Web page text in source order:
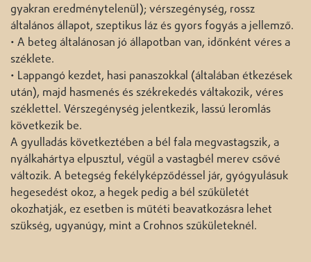
gyakran eredménytelenül); vérszegénység, rossz
általános állapot, szeptikus láz és gyors fogyás a jellemző.
• A beteg általánosan jó állapotban van, időnként véres a
széklete.
• Lappangó kezdet, hasi panaszokkal (általában étkezések
után), majd hasmenés és székrekedés váltakozik, véres
széklettel. Vérszegénység jelentkezik, lassú leromlás
következik be.
A gyulladás következtében a bél fala megvastagszik, a
nyálkahártya elpusztul, végül a vastagbél merev csővé
változik. A betegség fekélyképződéssel jár, gyógyulásuk
hegesedést okoz, a hegek pedig a bél szűkületét
okozhatják, ez esetben is műtéti beavatkozásra lehet
szükség, ugyanúgy, mint a Crohnos szűkületeknél.